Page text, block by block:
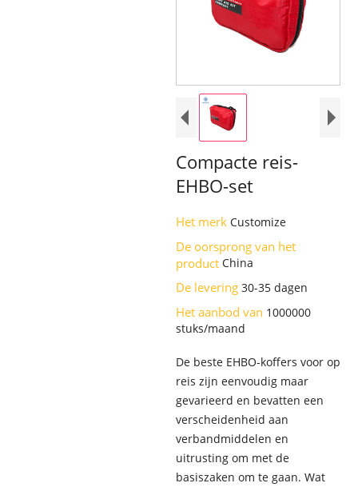
Compacte reis-
EHBO-set
Het merk Customize
De oorsprong van het
product China
De levering 30-35 dagen
Het aanbod van 1000000
stuks/maand
De beste EHBO-koffers voor op
reis zijn eenvoudig maar
gevarieerd en bevatten een
verscheidenheid aan
verbandmiddelen en
uitrusting om met de
basiszaken om te gaan. Wat